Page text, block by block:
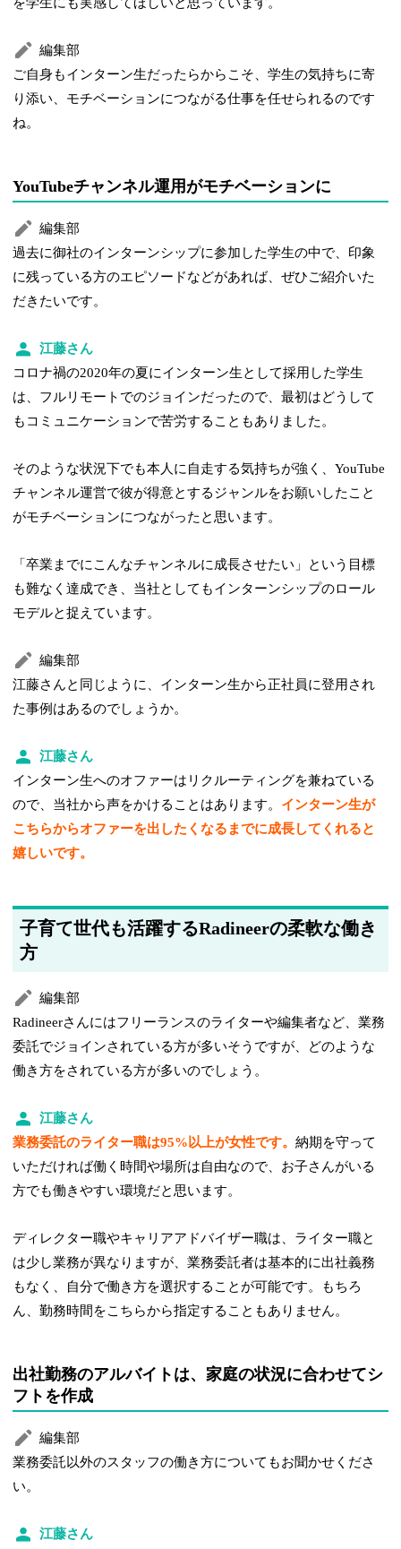
編集部
ご自身もインターン生だったらからこそ、学生の気持ちに寄
り添い、モチベーションにつながる仕事を任せられるのです
ね。
YouTubeチャンネル運用がモチベーションに
編集部
過去に御社のインターンシップに参加した学生の中で、印象
に残っている方のエピソードなどがあれば、ぜひご紹介いた
だきたいです。
江藤さん
コロナ禍の2020年の夏にインターン生として採用した学生
は、フルリモートでのジョインだったので、最初はどうして
もコミュニケーションで苦労することもありました。
そのような状況下でも本人に自走する気持ちが強く、YouTube
チャンネル運営で彼が得意とするジャンルをお願いしたこと
がモチベーションにつながったと思います。
「卒業までにこんなチャンネルに成長させたい」という目標
も難なく達成でき、当社としてもインターンシップのロール
モデルと捉えています。
編集部
江藤さんと同じように、インターン生から正社員に登用され
た事例はあるのでしょうか。
江藤さん
インターン生へのオファーはリクルーティングを兼ねている
ので、当社から声をかけることはあります。 インターン生が
こちらからオファーを出したくなるまでに成長してくれると
嬉しいです。
子育て世代も活躍するRadineerの柔軟な働き
方
編集部
Radineerさんにはフリーランスのライターや編集者など、業務
委託でジョインされている方が多いそうですが、どのような
働き方をされている方が多いのでしょう。
江藤さん
業務委託のライター職は95%以上が女性です。納期を守って
いただければ働く時間や場所は自由なので、お子さんがいる
方でも働きやすい環境だと思います。
ディレクター職やキャリアアドバイザー職は、ライター職と
は少し業務が異なりますが、業務委託者は基本的に出社義務
もなく、自分で働き方を選択することが可能です。もちろ
ん、勤務時間をこちらから指定することもありません。
出社勤務のアルバイトは、家庭の状況に合わせてシ
フトを作成
編集部
業務委託以外のスタッフの働き方についてもお聞かせくださ
い。
江藤さん